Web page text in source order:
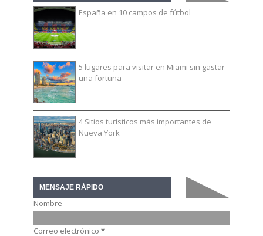
España en 10 campos de fútbol
5 lugares para visitar en Miami sin gastar
una fortuna
4 Sitios turísticos más importantes de
Nueva York
MENSAJE RÁPIDO
Nombre
Correo electrónico *